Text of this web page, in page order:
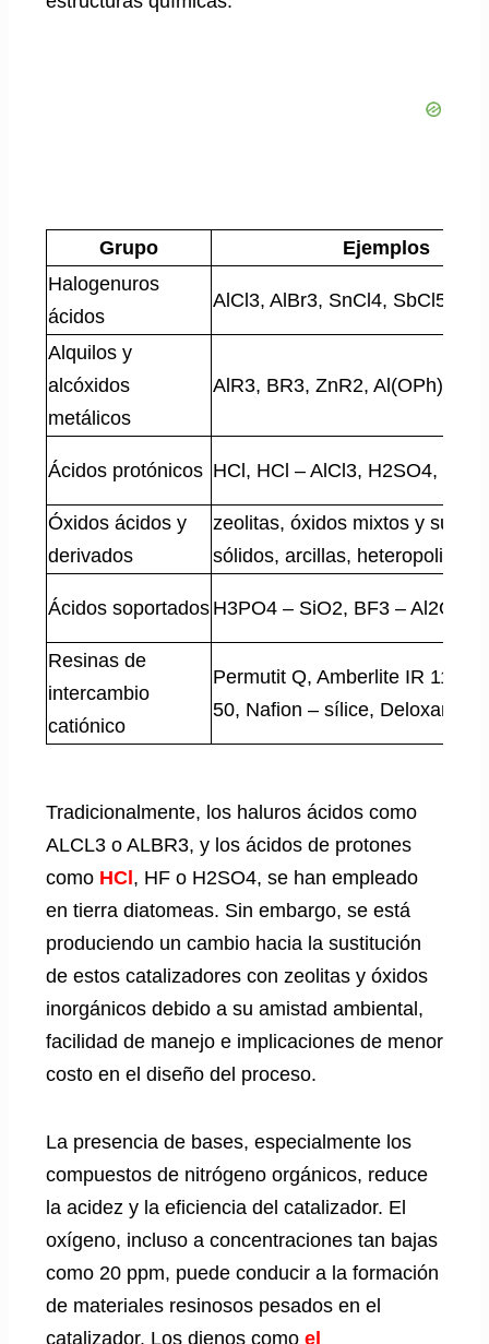
Grupo
Ejemplos
Halogenuros
ácidos
AlCl3, AlBr3, SnCl4, SbCl5,
Alquilos y
alcóxidos
metálicos
AlR3, BR3, ZnR2, Al(OPh)3
Ácidos protónicos HCl, HCl – AlCl3, H2SO4, HF,
Óxidos ácidos y
derivados
zeolitas, óxidos mixtos y
sólidos, arcillas,
Ácidos soportados H3PO4 – SiO2, BF3 – Al2O3
Resinas de
intercambio
catiónico
Permutit Q, Amberlite IR 112,
50, Nafion – sílice, Deloxan
Tradicionalmente, los haluros ácidos como
ALCL3 o ALBR3, y los ácidos de protones
como HCl , HF o H2SO4, se han empleado
en tierra diatomeas. Sin embargo, se está
produciendo un cambio hacia la sustitución
de estos catalizadores con zeolitas y óxidos
inorgánicos debido a su amistad ambiental,
facilidad de manejo e implicaciones de menor
costo en el diseño del proceso.
La presencia de bases, especialmente los
compuestos de nitrógeno orgánicos, reduce
la acidez y la eficiencia del catalizador. El
oxígeno, incluso a concentraciones tan bajas
como 20 ppm, puede conducir a la formación
de materiales resinosos pesados en el
catalizador. Los dienos como el